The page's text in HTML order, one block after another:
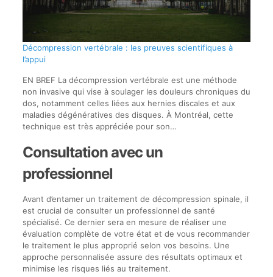
Décompression vertébrale : les preuves scientifiques à
l’appui
EN BREF La décompression vertébrale est une méthode
non invasive qui vise à soulager les douleurs chroniques du
dos, notamment celles liées aux hernies discales et aux
maladies dégénératives des disques. À Montréal, cette
technique est très appréciée pour son…
Consultation avec un
professionnel
Avant d’entamer un traitement de décompression spinale, il
est crucial de consulter un professionnel de santé
spécialisé. Ce dernier sera en mesure de réaliser une
évaluation complète de votre état et de vous recommander
le traitement le plus approprié selon vos besoins. Une
approche personnalisée assure des résultats optimaux et
minimise les risques liés au traitement.